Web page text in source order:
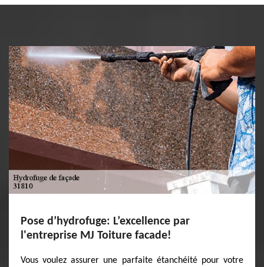
Pose d’hydrofuge: L’excellence par
l'entreprise MJ Toiture facade!
Vous voulez assurer une parfaite étanchéité pour votre